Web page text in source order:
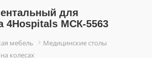
для
4Hospitals МСК-5563
мебель
Медицинские столы
колесах